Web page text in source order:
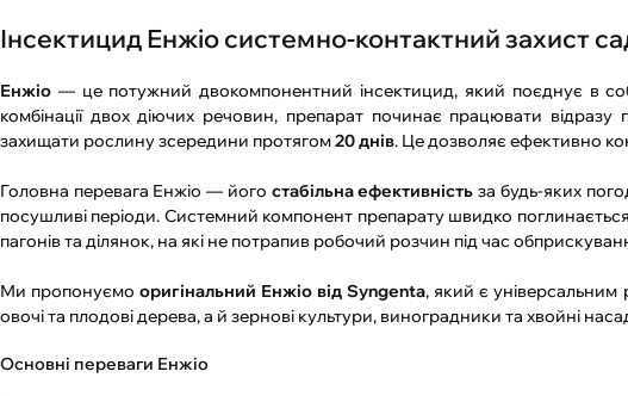
Інсектицид Енжіо системно-контактний захист
Енжіо — це потужний двокомпонентний інсектицид, який поєднує в
комбінації двох діючих речовин, препарат починає працювати
захищати рослину зсередини протягом20 днів. Це дозволяє ефективно
Головна перевага Енжіо — його стабільна ефективність за будь-яких
посушливі періоди. Системний компонент препарату швидко
пагонів та ділянок, на які не потрапив робочий розчин під час
Ми пропонуємооригінальний Енжіо від Syngenta, який є універсальним
овочі та плодові дерева, а й зернові культури, виноградники та хвойні
Основні переваги Енжіо